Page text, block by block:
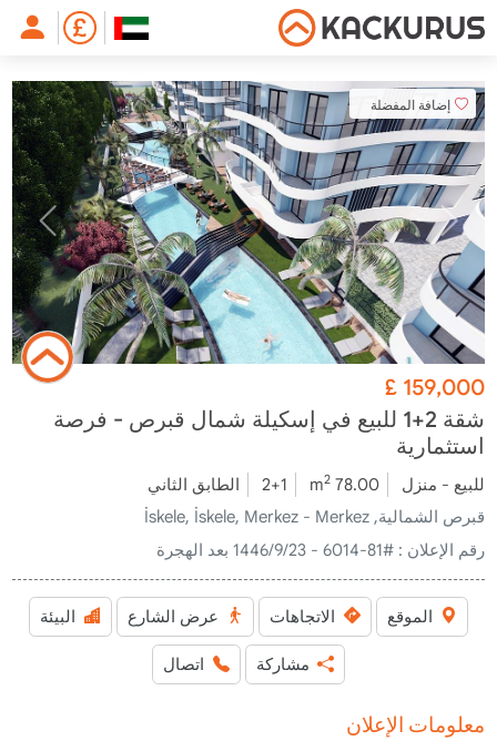
إضافة المفضلة
159,000
£
شقة 2+1 للبيع في إسكيلة شمال قبرص - فرصة
استثمارية
للبيع - منزل 78.00 m
2
2+1
الطابق الثاني
قبرص الشمالية, İskele, İskele, Merkez - Merkez
رقم الإعلان : #81-6014 - 23‏‏/9‏‏/1446 بعد الهجرة
الموقع الاتجاهات عرض الشارع البيئة
مشاركة اتصال
معلومات الإعلان